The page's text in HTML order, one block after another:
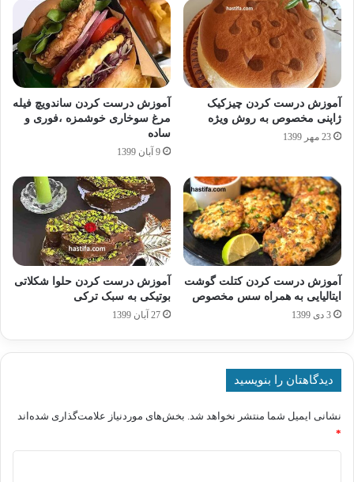
آموزش درست کردن چیزکیک
ژاپنی مخصوص به روش ویژه
23 مهر 1399
آموزش درست کردن ساندویچ فیله
مرغ سوخاری خوشمزه ،فوری و
ساده
9 آبان 1399
آموزش درست کردن کتلت گوشت
ایتالیایی به همراه سس مخصوص
3 دی 1399
آموزش درست کردن حلوا شکلاتی
بوتیکی به سبک ترکی
27 آبان 1399
دیدگاهتان را بنویسید
نشانی ایمیل شما منتشر نخواهد شد. بخش‌های موردنیاز علامت‌گذاری شده‌اند
*